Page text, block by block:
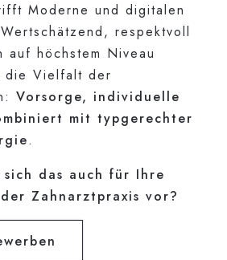
Moderne und digitalen
respektvoll
auf höchstem Niveau
die Vielfalt der
Vorsorge, individuelle
mit typgerechter
.
das auch für Ihre
Zahnarztpraxis vor?